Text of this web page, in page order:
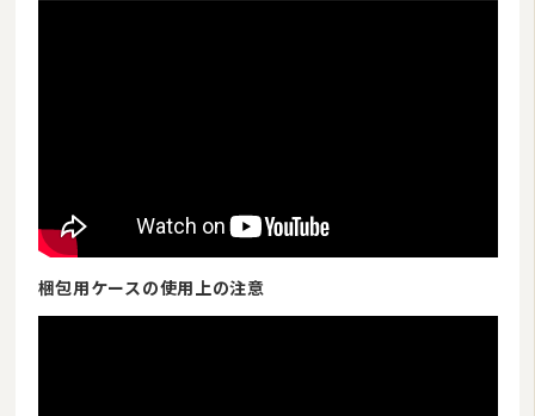
梱包用ケースの使用上の注意